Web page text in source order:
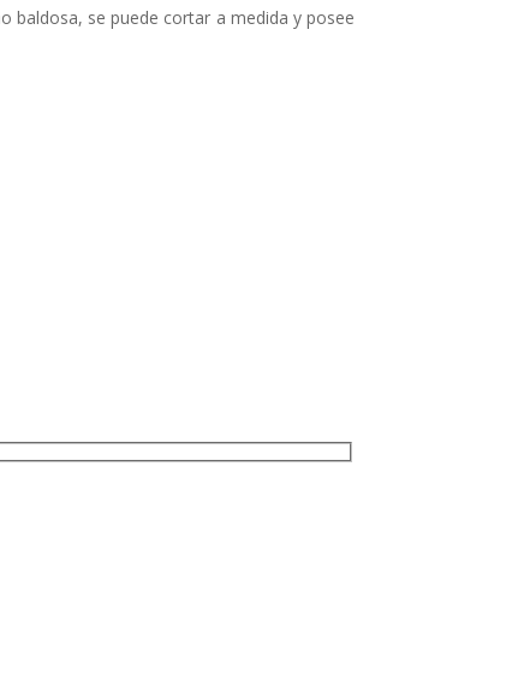
baldosa, se puede cortar a medida y posee